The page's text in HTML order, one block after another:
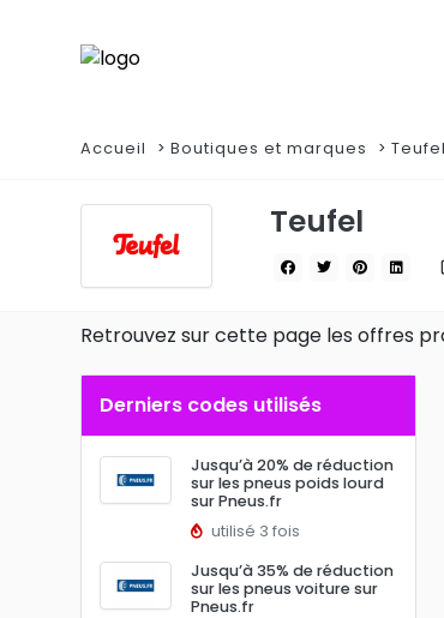
Accueil Boutiques et marques Teufel
Teufel
Retrouvez sur cette page les offres
Derniers codes utilisés
Jusqu’à 20% de réduction
sur les pneus poids lourd
sur Pneus.fr
utilisé 3 fois
Jusqu’à 35% de réduction
sur les pneus voiture sur
Pneus.fr